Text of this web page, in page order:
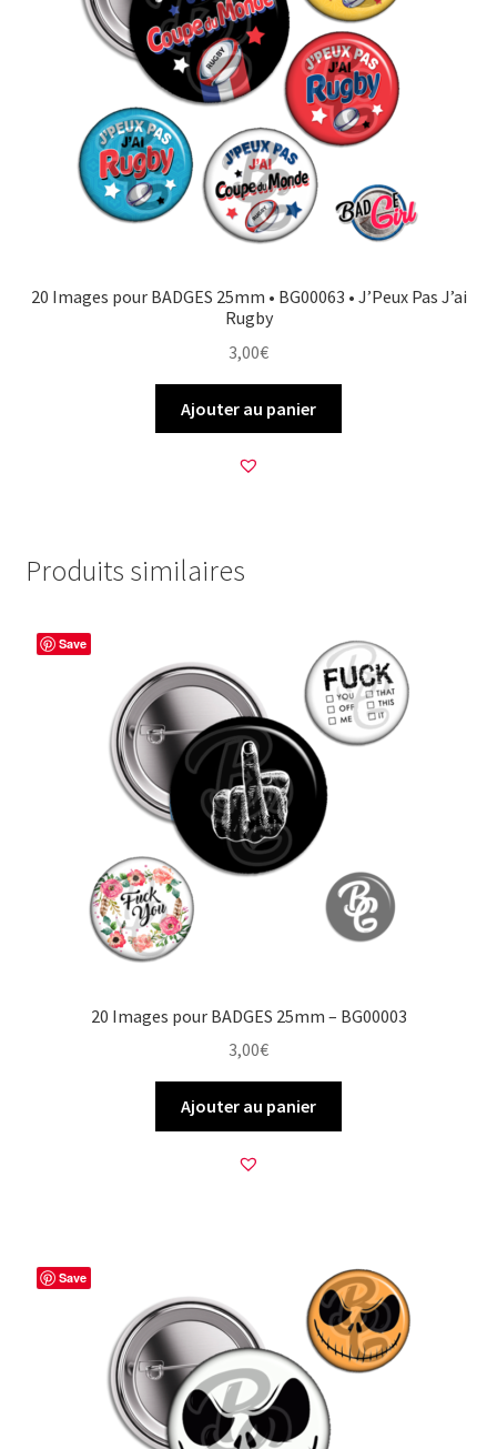
20 Images pour BADGES 25mm • BG00063 • J’Peux Pas J’ai
Rugby
3,00€
Ajouter au panier
Produits similaires
Save
20 Images pour BADGES 25mm – BG00003
3,00€
Ajouter au panier
Save